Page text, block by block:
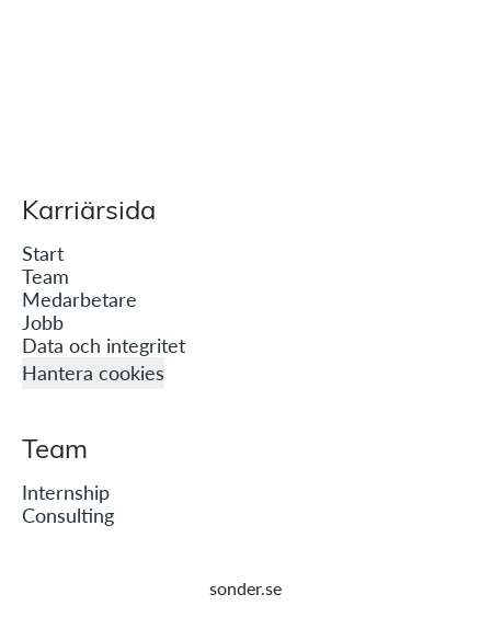
Karriärsida
Start
Team
Medarbetare
Jobb
Data och integritet
Hantera cookies
Team
Internship
Consulting
sonder.se